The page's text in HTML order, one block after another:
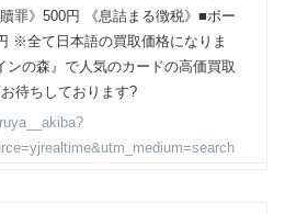
罪》500円 《息詰まる徴税》■ボー
※全て日本語の買取価格になりま
ンの森』で人気のカードの高価買取
待ちしております?